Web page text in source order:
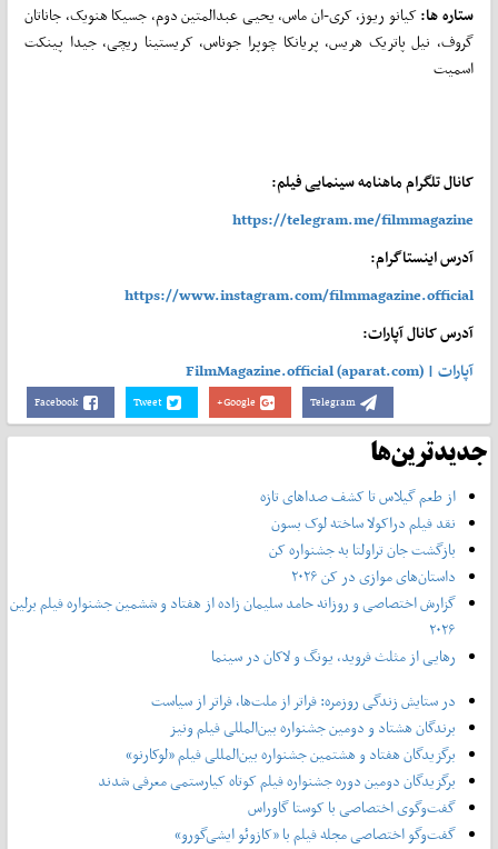
ستاره ها:کیانو ریوز، کری-ان ماس، یحیی عبدالمتین دوم، جسیکا هنویک، جاناتان
گروف، نیل پاتریک هریس، پریانکا چوپرا جوناس، کریستینا ریچی، جیدا پینکت
اسمیت
کانال تلگرام ماهنامه سینمایی فیلم:
https://telegram.me/filmmagazine
آدرس اینستاگرام:
https://www.instagram.com/filmmagazine.official
آدرس کانال آپارات:
آپارات | FilmMagazine.official (aparat.com)
Facebook Tweet Google+ Telegram
جدیدترین‌ها
از طعم گیلاس تا کشف صداهای تازه
نقد فیلم دراکولا ساخته لوک بسون
بازگشت جان تراولتا به جشنواره کن
داستان‌های موازی در کن ۲۰۲۶
گزارش اختصاصی و روزانه حامد سلیمان زاده از هفتاد و‌ ششمین جشنواره فیلم برلین
۲۰۲۶
رهایی از مثلث فروید، یونگ و لاکان در سینما
در ستایش زندگی روزمره: فراتر از ملت‌ها، فراتر از سیاست
برندگان هشتاد و دومین جشنواره بین‌المللی فیلم ونیز
برگزیدگان هفتاد و هشتمین جشنواره بین‌المللی فیلم «لوکارنو»
برگزیدگان دومین دوره جشنواره فیلم کوتاه کیارستمی معرفی شدند
گفت‌وگوی اختصاصی با کوستا گاوراس
گفت‌وگو اختصاصی مجله فیلم با «کازوئو ایشی‌گورو»